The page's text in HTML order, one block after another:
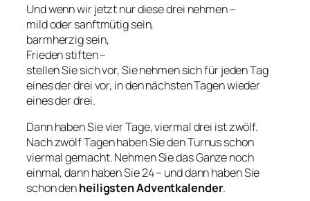
Und wenn wir jetzt nur diese drei nehmen –
mild oder sanftmütig sein,
barmherzig sein,
Frieden stiften –
stellen Sie sich vor, Sie nehmen sich für jeden Tag
eines der drei vor, in den nächsten Tagen wieder
eines der drei.
Dann haben Sie vier Tage, viermal drei ist zwölf.
Nach zwölf Tagen haben Sie den Turnus schon
viermal gemacht. Nehmen Sie das Ganze noch
einmal, dann haben Sie 24 – und dann haben Sie
schon denheiligsten Adventkalender.